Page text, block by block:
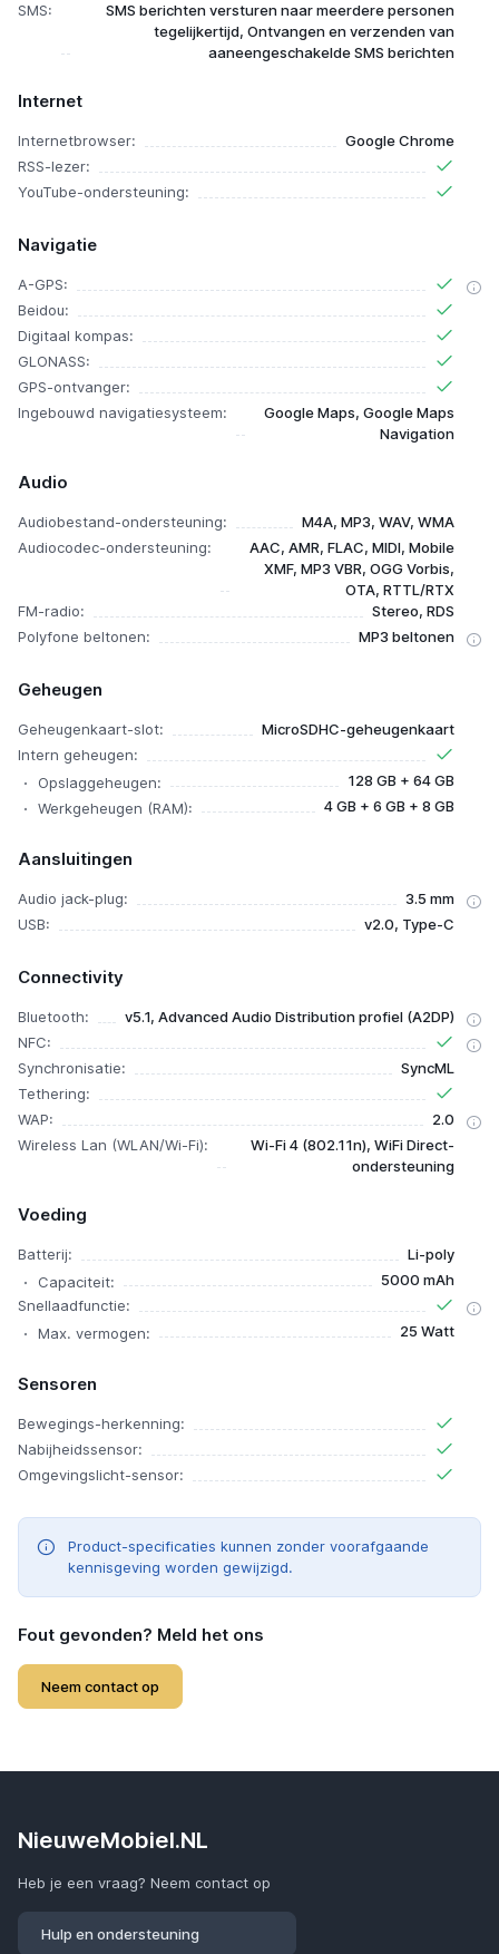
SMS:
SMS berichten versturen naar meerdere personen
tegelijkertijd, Ontvangen en verzenden van
aaneengeschakelde SMS berichten
Internet
Internetbrowser:
Google Chrome
RSS-lezer:
YouTube-ondersteuning:
Navigatie
A-GPS:
Beidou:
Digitaal kompas:
GLONASS:
GPS-ontvanger:
Ingebouwd navigatiesysteem:
Google Maps, Google Maps
Navigation
Audio
Audiobestand-ondersteuning:
M4A, MP3, WAV, WMA
Audiocodec-ondersteuning:
AAC, AMR, FLAC, MIDI, Mobile
XMF, MP3 VBR, OGG Vorbis,
OTA, RTTL/RTX
FM-radio:
Stereo, RDS
Polyfone beltonen:
MP3 beltonen
Geheugen
Geheugenkaart-slot:
MicroSDHC-geheugenkaart
Intern geheugen:
Opslaggeheugen:
128 GB + 64 GB
Werkgeheugen (RAM):
4 GB + 6 GB + 8 GB
Aansluitingen
Audio jack-plug:
3.5 mm
USB:
v2.0, Type-C
Connectivity
Bluetooth:
v5.1, Advanced Audio Distribution profiel (A2DP)
NFC:
Synchronisatie:
SyncML
Tethering:
WAP:
2.0
Wireless Lan (WLAN/Wi-Fi):
Wi-Fi 4 (802.11n), WiFi Direct-
ondersteuning
Voeding
Batterij:
Li-poly
Capaciteit:
5000 mAh
Snellaadfunctie:
Max. vermogen:
25 Watt
Sensoren
Bewegings-herkenning:
Nabijheidssensor:
Omgevingslicht-sensor:
Product-specificaties kunnen zonder voorafgaande
kennisgeving worden gewijzigd.
Fout gevonden? Meld het ons
Neem contact op
NieuweMobiel.NL
Heb je een vraag? Neem contact op
Hulp en ondersteuning